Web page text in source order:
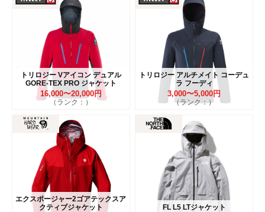
トリロジー Vアイコン デュアル
GORE-TEX PRO ジャケット
16,000〜20,000円
（ランク：）
トリロジー アルチメイト コーデュ
ラ フーディ
3,000〜5,000円
（ランク：）
エクスポージャー2ゴアテックスア
クティブジャケット
FL L5 LTジャケット